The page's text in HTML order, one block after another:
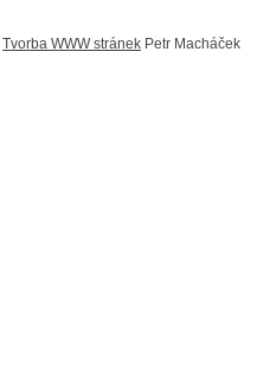
Tvorba WWW stránek Petr Macháček